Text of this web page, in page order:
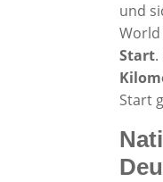
und
Start
Start